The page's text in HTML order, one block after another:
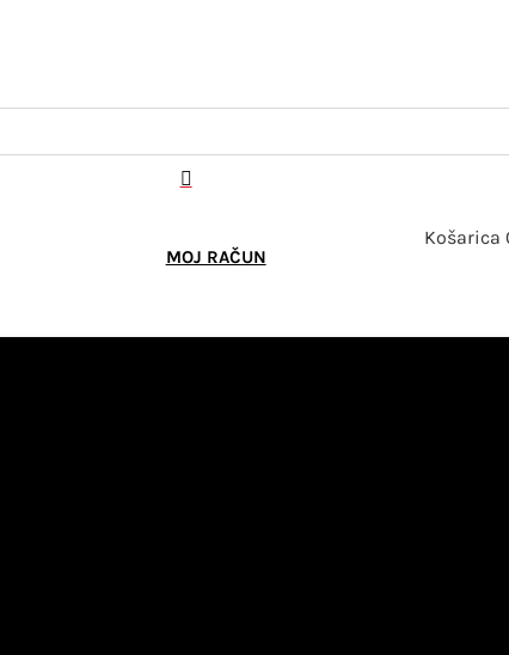

MOJ RAČUN
Košarica